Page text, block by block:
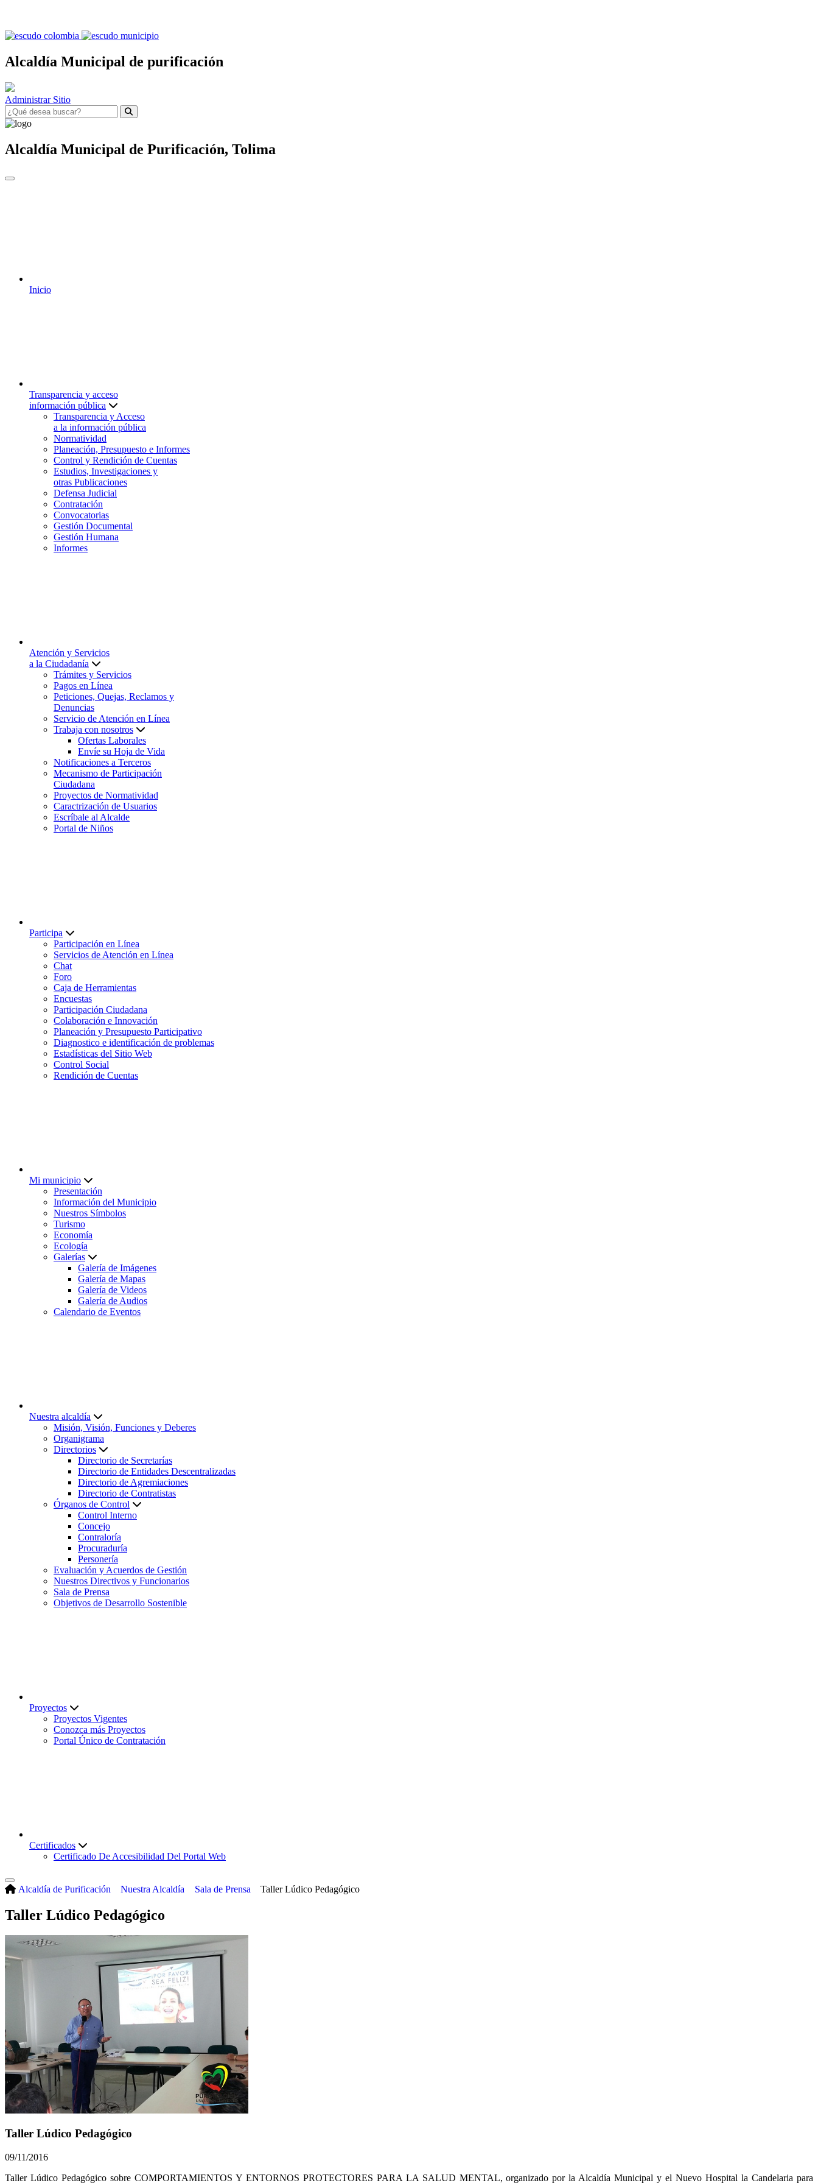
Alcaldía Municipal de purificación
Administrar Sitio
Alcaldía Municipal de Purificación, Tolima
Inicio
Transparencia y acceso
información pública
Transparencia y Acceso
a la información pública
Normatividad
Planeación, Presupuesto e Informes
Control y Rendición de Cuentas
Estudios, Investigaciones y
otras Publicaciones
Defensa Judicial
Contratación
Convocatorias
Gestión Documental
Gestión Humana
Informes
Atención y Servicios
a la Ciudadanía
Trámites y Servicios
Pagos en Línea
Peticiones, Quejas, Reclamos y
Denuncias
Servicio de Atención en Línea
Trabaja con nosotros
Ofertas Laborales
Envíe su Hoja de Vida
Notificaciones a Terceros
Mecanismo de Participación
Ciudadana
Proyectos de Normatividad
Caractrización de Usuarios
Escríbale al Alcalde
Portal de Niños
Participa
Participación en Línea
Servicios de Atención en Línea
Chat
Foro
Caja de Herramientas
Encuestas
Participación Ciudadana
Colaboración e Innovación
Planeación y Presupuesto Participativo
Diagnostico e identificación de problemas
Estadísticas del Sitio Web
Control Social
Rendición de Cuentas
Mi municipio
Presentación
Información del Municipio
Nuestros Símbolos
Turismo
Economía
Ecología
Galerías
Galería de Imágenes
Galería de Mapas
Galería de Videos
Galería de Audios
Calendario de Eventos
Nuestra alcaldía
Misión, Visión, Funciones y Deberes
Organigrama
Directorios
Directorio de Secretarías
Directorio de Entidades Descentralizadas
Directorio de Agremiaciones
Directorio de Contratistas
Órganos de Control
Control Interno
Concejo
Contraloría
Procuraduría
Personería
Evaluación y Acuerdos de Gestión
Nuestros Directivos y Funcionarios
Sala de Prensa
Objetivos de Desarrollo Sostenible
Proyectos
Proyectos Vigentes
Conozca más Proyectos
Portal Único de Contratación
Certificados
Certificado De Accesibilidad Del Portal Web
Alcaldía de Purificación Nuestra Alcaldía Sala de Prensa Taller Lúdico Pedagógico
Taller Lúdico Pedagógico
Taller Lúdico Pedagógico
09/11/2016
​​​​​​​​​​​Taller Lúdico Pedagógico sobre COMPORTAMIENTOS Y ENTORNOS PROTECTORES PARA LA SALUD MENTAL, organizado por la Alcaldía Municipal y el Nuevo Hospital la Candelaria para